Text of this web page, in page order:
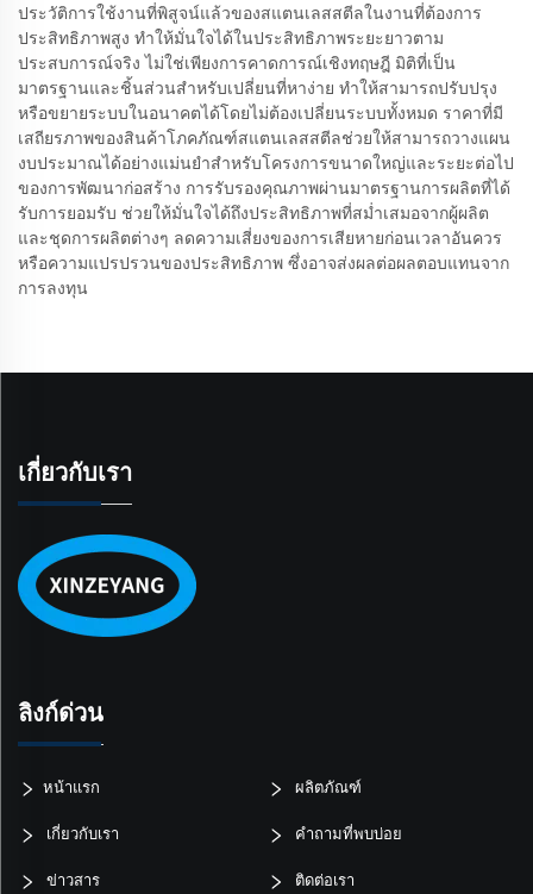
ประวัติการใช้งานที่พิสูจน์แล้วของสแตนเลสสตีลในงานที่ต้องการ
ประสิทธิภาพสูง ทำให้มั่นใจได้ในประสิทธิภาพระยะยาวตาม
ประสบการณ์จริง ไม่ใช่เพียงการคาดการณ์เชิงทฤษฎี มิติที่เป็น
มาตรฐานและชิ้นส่วนสำหรับเปลี่ยนที่หาง่าย ทำให้สามารถปรับปรุง
หรือขยายระบบในอนาคตได้โดยไม่ต้องเปลี่ยนระบบทั้งหมด ราคาที่มี
เสถียรภาพของสินค้าโภคภัณฑ์สแตนเลสสตีลช่วยให้สามารถวางแผน
งบประมาณได้อย่างแม่นยำสำหรับโครงการขนาดใหญ่และระยะต่อไป
ของการพัฒนาก่อสร้าง การรับรองคุณภาพผ่านมาตรฐานการผลิตที่ได้
รับการยอมรับ ช่วยให้มั่นใจได้ถึงประสิทธิภาพที่สม่ำเสมอจากผู้ผลิต
และชุดการผลิตต่างๆ ลดความเสี่ยงของการเสียหายก่อนเวลาอันควร
หรือความแปรปรวนของประสิทธิภาพ ซึ่งอาจส่งผลต่อผลตอบแทนจาก
การลงทุน
เกี่ยวกับเรา
ลิงก์ด่วน
หน้าแรก ผลิตภัณฑ์
เกี่ยวกับเรา คำถามที่พบบ่อย
ข่าวสาร ติดต่อเรา